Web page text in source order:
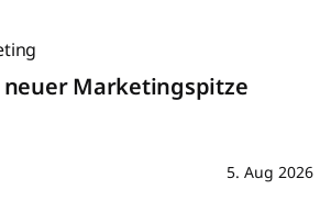
Marketingspitze
5. Aug 2026